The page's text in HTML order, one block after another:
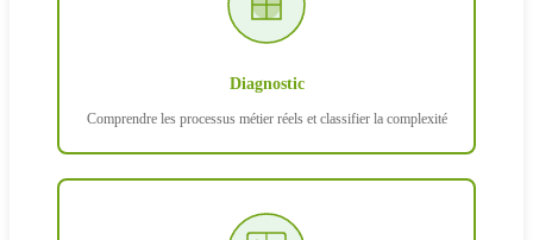
Diagnostic
Comprendre les processus métier réels et classifier la complexité